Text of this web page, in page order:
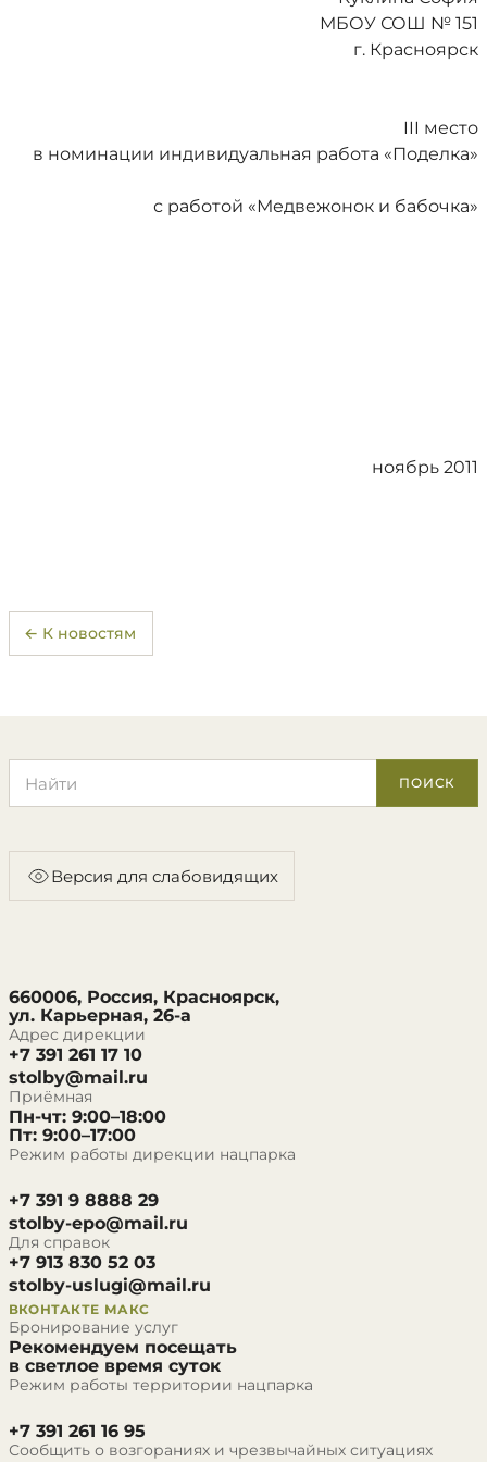
МБОУ СОШ № 151
г. Красноярск
III место
в номинации индивидуальная работа «Поделка»
с работой «Медвежонок и бабочка»
ноябрь 2011
← К новостям
ПОИСК
Версия для слабовидящих
660006, Россия, Красноярск,
ул. Карьерная, 26-а
Адрес дирекции
+7 391 261 17 10
stolby@mail.ru
Приёмная
Пн-чт: 9:00–18:00
Пт: 9:00–17:00
Режим работы дирекции нацпарка
+7 391 9 8888 29
stolby-epo@mail.ru
Для справок
+7 913 830 52 03
stolby-uslugi@mail.ru
ВКОНТАКТЕ МАКС
Бронирование услуг
Рекомендуем посещать
в светлое время суток
Режим работы территории нацпарка
+7 391 261 16 95
Сообщить о возгораниях и чрезвычайных ситуациях